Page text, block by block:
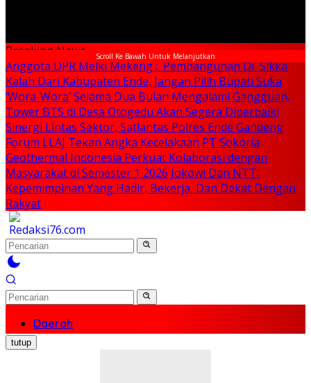
Scroll Ke Bawah Untuk Melanjutkan
Breaking News
Anggota DPR Melki Mekeng : Pembangunan Di Sikka
Kalah Dari Kabupaten Ende, Jangan Pilih Bupati Suka
‘Wora-Wora’Selama Dua Bulan Mengalami Gangguan,
Tower BTS di Desa Otogedu Akan Segera Diperbaiki
Sinergi Lintas Sektor, Satlantas Polres Ende Gandeng
Forum LLAJ Tekan Angka Kecelakaan PT Sokoria
Geothermal Indonesia Perkuat Kolaborasi dengan
Masyarakat di Semester 1 2026 Jokowi Dan NTT:
Kepemimpinan Yang Hadir, Bekerja, Dan Dekat Dengan
Rakyat
Daerah
Nasional
Politik
tutup